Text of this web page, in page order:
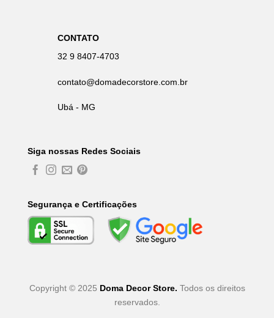
CONTATO
32 9 8407-4703
contato@domadecorstore.com.br
Ubá - MG
Siga nossas Redes Sociais
Segurança e Certificações
Copyright © 2025 Doma Decor Store. Todos os direitos
reservados.